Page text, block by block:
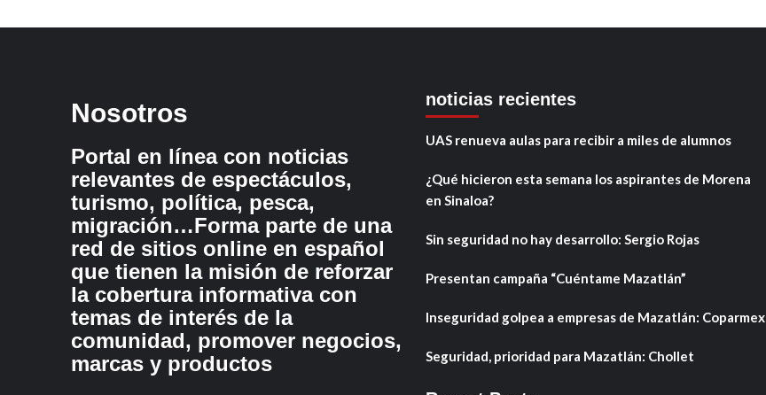
Nosotros
Portal en línea con noticias
relevantes de espectáculos,
turismo, política, pesca,
migración…Forma parte de una
red de sitios online en español
que tienen la misión de reforzar
la cobertura informativa con
temas de interés de la
comunidad, promover negocios,
marcas y productos
noticias recientes
UAS renueva aulas para recibir a miles de alumnos
¿Qué hicieron esta semana los aspirantes de Morena
en Sinaloa?
Sin seguridad no hay desarrollo: Sergio Rojas
Presentan campaña “Cuéntame Mazatlán”
Inseguridad golpea a empresas de Mazatlán: Coparmex
Seguridad, prioridad para Mazatlán: Chollet